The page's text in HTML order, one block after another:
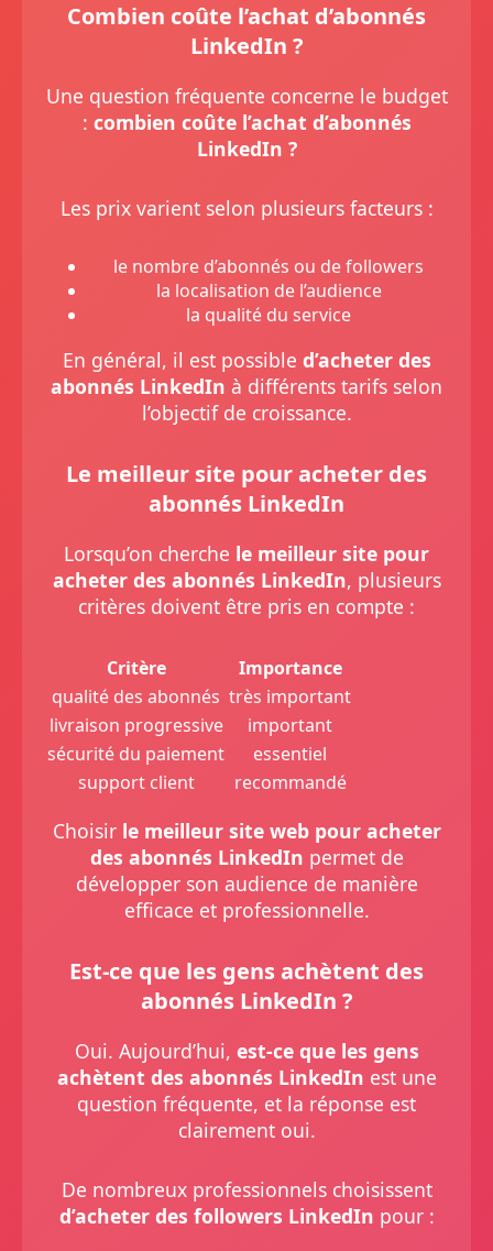
Combien coûte l’achat d’abonnés
LinkedIn ?
Une question fréquente concerne le budget
: combien coûte l’achat d’abonnés
LinkedIn ?
Les prix varient selon plusieurs facteurs :
le nombre d’abonnés ou de followers
la localisation de l’audience
la qualité du service
En général, il est possible d’acheter des
abonnés LinkedIn à différents tarifs selon
l’objectif de croissance.
Le meilleur site pour acheter des
abonnés LinkedIn
Lorsqu’on cherche le meilleur site pour
acheter des abonnés LinkedIn, plusieurs
critères doivent être pris en compte :
Critère
Importance
qualité des abonnés très important
livraison progressive
important
sécurité du paiement
essentiel
support client
recommandé
Choisir le meilleur site web pour acheter
des abonnés LinkedIn permet de
développer son audience de manière
efficace et professionnelle.
Est-ce que les gens achètent des
abonnés LinkedIn ?
Oui. Aujourd’hui, est-ce que les gens
achètent des abonnés LinkedIn est une
question fréquente, et la réponse est
clairement oui.
De nombreux professionnels choisissent
d’acheter des followers LinkedIn pour :